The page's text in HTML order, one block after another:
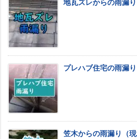
地瓦ズレからの雨漏り
プレハブ住宅の雨漏り
笠木からの雨漏り（現